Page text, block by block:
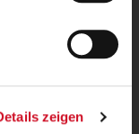
zeigen
& Payment